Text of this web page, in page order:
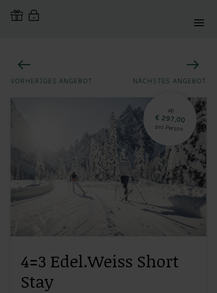
VORHERIGES ANGEBOT NÄCHSTES ANGEBOT
ab
€ 297,00
pro Person
4=3 Edel.Weiss Short
Stay